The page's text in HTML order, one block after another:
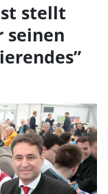
stellt
seinen